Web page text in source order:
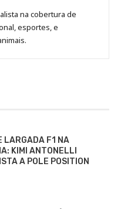
na cobertura de
esportes, e
LARGADA F1 NA
KIMI ANTONELLI
A POLE POSITION